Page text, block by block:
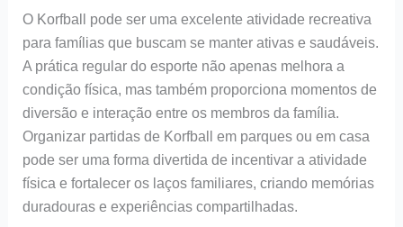
O Korfball pode ser uma excelente atividade recreativa
para famílias que buscam se manter ativas e saudáveis.
A prática regular do esporte não apenas melhora a
condição física, mas também proporciona momentos de
diversão e interação entre os membros da família.
Organizar partidas de Korfball em parques ou em casa
pode ser uma forma divertida de incentivar a atividade
física e fortalecer os laços familiares, criando memórias
duradouras e experiências compartilhadas.